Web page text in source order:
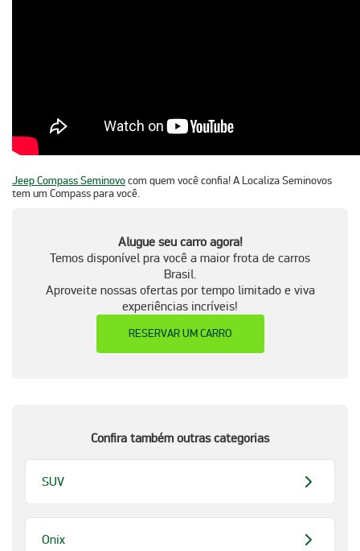
Jeep Compass Seminovocom quem você confia! A Localiza Seminovos
tem um Compass para você.
Alugue seu carro agora!
Temos disponível pra você a maior frota de carros
Brasil.
Aproveite nossas ofertas por tempo limitado e viva
experiências incríveis!
RESERVAR UM CARRO
Confira também outras categorias
SUV
Onix